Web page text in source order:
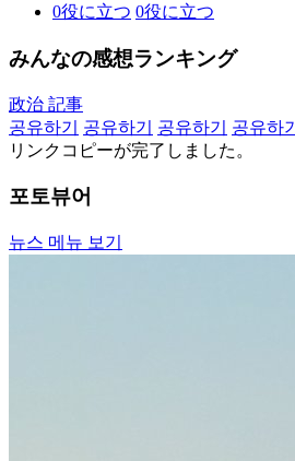
0役に立つ 0役に立つ
みんなの感想ランキング
政治 記事
공유하기
공유하기 공유하기 공유하기
リンクコピーが完了しました。
포토뷰어
뉴스 메뉴 보기